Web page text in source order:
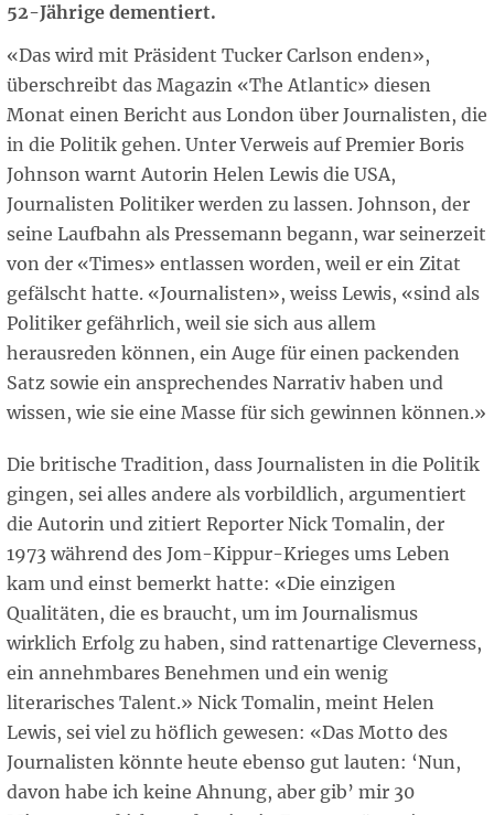
52-Jährige dementiert.
«Das wird mit Präsident Tucker Carlson enden»,
überschreibt das Magazin «The Atlantic» diesen
Monat einen Bericht aus London über Journalisten, die
in die Politik gehen. Unter Verweis auf Premier Boris
Johnson warnt Autorin Helen Lewis die USA,
Journalisten Politiker werden zu lassen. Johnson, der
seine Laufbahn als Pressemann begann, war seinerzeit
von der «Times» entlassen worden, weil er ein Zitat
gefälscht hatte. «Journalisten», weiss Lewis, «sind als
Politiker gefährlich, weil sie sich aus allem
herausreden können, ein Auge für einen packenden
Satz sowie ein ansprechendes Narrativ haben und
wissen, wie sie eine Masse für sich gewinnen können.»
Die britische Tradition, dass Journalisten in die Politik
gingen, sei alles andere als vorbildlich, argumentiert
die Autorin und zitiert Reporter Nick Tomalin, der
1973 während des Jom-Kippur-Krieges ums Leben
kam und einst bemerkt hatte: «Die einzigen
Qualitäten, die es braucht, um im Journalismus
wirklich Erfolg zu haben, sind rattenartige Cleverness,
ein annehmbares Benehmen und ein wenig
literarisches Talent.» Nick Tomalin, meint Helen
Lewis, sei viel zu höflich gewesen: «Das Motto des
Journalisten könnte heute ebenso gut lauten: ‘Nun,
davon habe ich keine Ahnung, aber gib’ mir 30